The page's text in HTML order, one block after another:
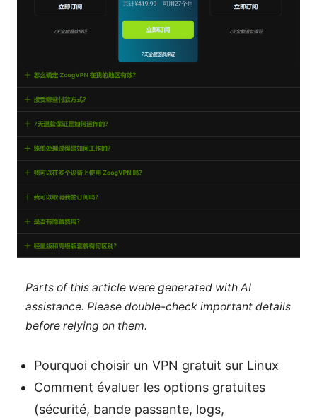
Parts of this article were generated with AI
assistance. Please double-check important details
before relying on them.
Pourquoi choisir un VPN gratuit sur Linux
Comment évaluer les options gratuites
(sécurité, bande passante, logs,